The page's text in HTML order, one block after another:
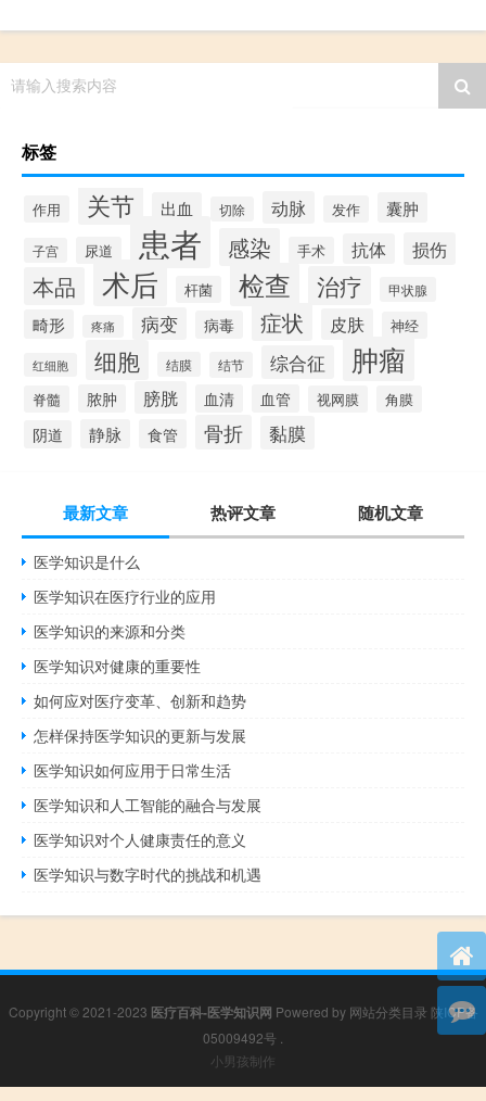
请输入搜索内容
标签
作用 关节 出血 切除 动脉 发作 囊肿
子宫 尿道 患者 感染 手术 抗体 损伤
本品 术后 杆菌 检查 治疗 甲状腺
畸形 疼痛 病变 病毒 症状 皮肤 神经
红细胞 细胞 结膜 结节 综合征 肿瘤
脊髓 脓肿 膀胱 血清 血管 视网膜 角膜
阴道 静脉 食管 骨折 黏膜
最新文章 热评文章 随机文章
医学知识是什么
医学知识在医疗行业的应用
医学知识的来源和分类
医学知识对健康的重要性
如何应对医疗变革、创新和趋势
怎样保持医学知识的更新与发展
医学知识如何应用于日常生活
医学知识和人工智能的融合与发展
医学知识对个人健康责任的意义
医学知识与数字时代的挑战和机遇
Copyright © 2021-2023 医疗百科-医学知识网 Powered by 网站分类目录 陕ICP备
05009492号
小男孩制作